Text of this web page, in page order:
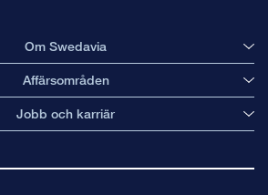
Om Swedavia
Affärsområden
Jobb och karriär